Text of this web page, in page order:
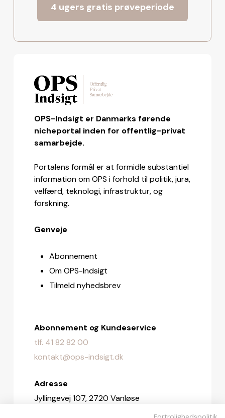
4 ugers gratis prøveperiode
OPS-Indsigt er Danmarks førende
nicheportal inden for offentlig-privat
samarbejde.
Portalens formål er at formidle substantiel
information om OPS i forhold til politik, jura,
velfærd, teknologi, infrastruktur, og
forskning.
Genveje
Abonnement
Om OPS-Indsigt
Tilmeld nyhedsbrev
Abonnement og Kundeservice
tlf. 41 82 82 00
kontakt@ops-indsigt.dk
Adresse
Jyllingevej 107, 2720 Vanløse